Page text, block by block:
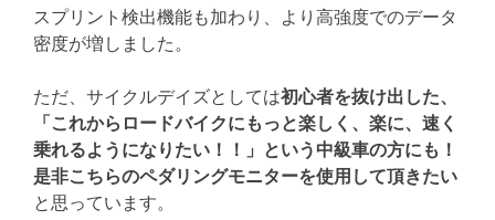
スプリント検出機能も加わり、より高強度でのデータ
密度が増しました。
ただ、サイクルデイズとしては初心者を抜け出した、
「これからロードバイクにもっと楽しく、楽に、速く
乗れるようになりたい！！」という中級車の方にも！
是非こちらのペダリングモニターを使用して頂きたい
と思っています。